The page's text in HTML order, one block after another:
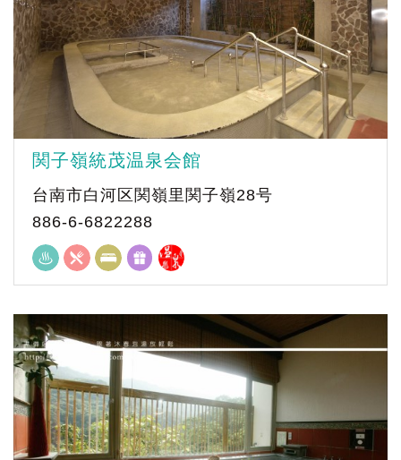
関子嶺統茂温泉会館
台南市白河区関嶺里関子嶺28号
886-6-6822288